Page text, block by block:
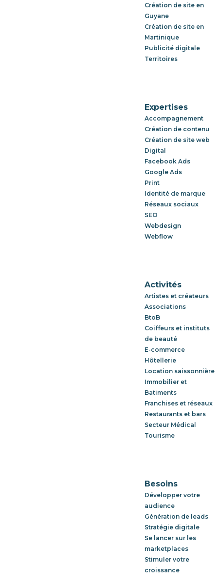
Création de site en
Guyane
Création de site en
Martinique
Publicité digitale
Territoires
Expertises
Accompagnement
Création de contenu
Création de site web
Digital
Facebook Ads
Google Ads
Print
Identité de marque
Réseaux sociaux
SEO
Webdesign
Webflow
Activités
Artistes et créateurs
Associations
BtoB
Coiffeurs et instituts
de beauté
E-commerce
Hôtellerie
Location saissonnière
Immobilier et
Batiments
Franchises et réseaux
Restaurants et bars
Secteur Médical
Tourisme
Besoins
Développer votre
audience
Génération de leads
Stratégie digitale
Se lancer sur les
marketplaces
Stimuler votre
croissance